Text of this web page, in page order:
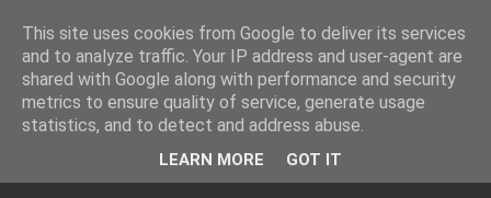
Mumie 4: Vrátí se další tři postavy z
původních filmů
Avatar 4: James Cameron promluvil
o tom, jak to vypadá s budoucností
This site uses cookies from Google to deliver its services
and to analyze traffic. Your IP address and user-agent are
shared with Google along with performance and security
metrics to ensure quality of service, generate usage
statistics, and to detect and address abuse.
LEARN MORE GOT IT